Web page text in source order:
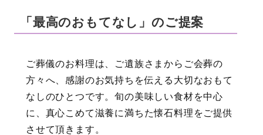
「最高のおもてなし」のご提案
ご葬儀のお料理は、ご遺族さまからご会葬の
方々へ、感謝のお気持ちを伝える大切なおもて
なしのひとつです。旬の美味しい食材を中心
に、真心こめて滋養に満ちた懐石料理をご提供
させて頂きます。